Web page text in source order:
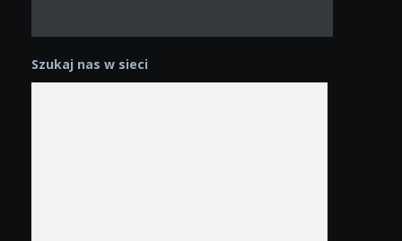
Szukaj nas w sieci